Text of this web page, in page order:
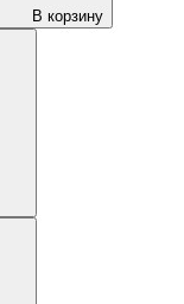
В корзину